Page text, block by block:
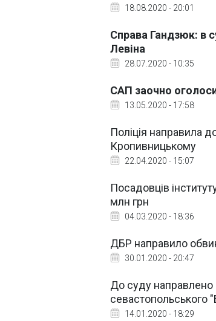
18.08.2020 - 20:01
Справа Гандзюк: в
Левіна
28.07.2020 - 10:35
САП заочно
13.05.2020 - 17:58
Поліція направила
Кропивницькому
22.04.2020 - 15:07
Посадовців
млн грн
04.03.2020 - 18:36
ДБР направило
30.01.2020 - 20:47
До суду направлено
севастопольського
14.01.2020 - 18:29